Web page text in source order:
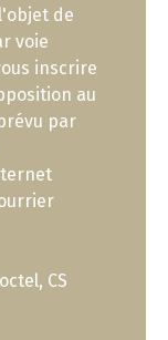
de
voie
inscrire
au
par
CS